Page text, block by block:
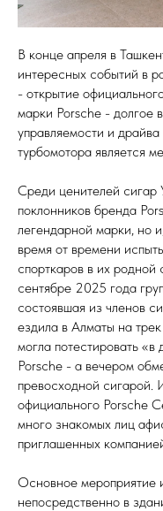
В конце апреля в
интересных событий в
- открытие
марки Porsche - долгое
управляемости и
турбомотора является
Среди ценителей сигар
поклонников бренда
легендарной марки, но
время от времени
спорткаров в их
сентябре 2025 года
состоявшая из членов
ездила в Алматы на трек
могла потестировать
Porsche - а вечером
превосходной сигарой.
официального Porsche
много знакомых лиц
приглашенных
Основное мероприятие
непосредственно в